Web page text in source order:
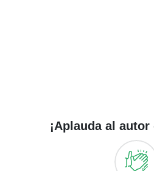
¡Aplauda al